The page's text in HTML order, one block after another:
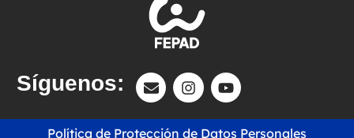
Síguenos:
Política de Protección de Datos Personales